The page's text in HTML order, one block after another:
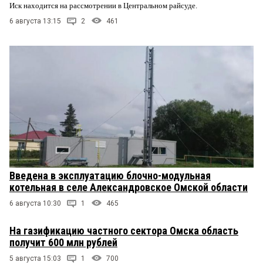
Иск находится на рассмотрении в Центральном райсуде.
6 августа 13:15 2 461
Введена в эксплуатацию блочно-модульная
котельная в селе Александровское Омской области
6 августа 10:30 1 465
На газификацию частного сектора Омска область
получит 600 млн рублей
5 августа 15:03 1 700